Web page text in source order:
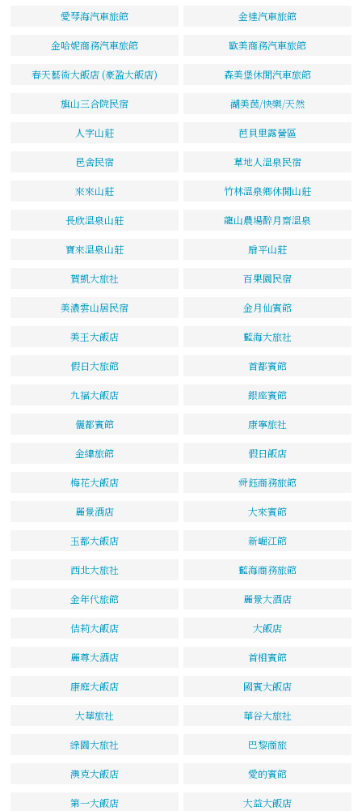
愛琴海汽車旅館 金達汽車旅館
金哈妮商務汽車旅館 歐美商務汽車旅館
春天藝術大飯店 (豪盈大飯店) 森美堡休閒汽車旅館
旗山三合院民宿 湖美茵/快樂/天然
人字山莊 芭貝里露營區
邑舍民宿 草地人溫泉民宿
來來山莊 竹林溫泉鄉休閒山莊
長欣溫泉山莊 龍山農場醉月齋溫泉
寶來溫泉山莊 扇平山莊
賀凱大旅社 百果園民宿
美濃雲山居民宿 金月仙賓館
美王大飯店 藍海大旅社
假日大旅館 首都賓館
九福大飯店 銀座賓館
儷都賓館 康寧旅社
金緯旅館 假日飯店
梅花大飯店 舜鈺商務旅館
麗景酒店 大來賓館
玉都大飯店 新崛江館
西北大旅社 藍海商務旅館
金年代旅館 麗景大酒店
佶莉大飯店 大飯店
麗尊大酒店 首相賓館
康庭大飯店 國賓大飯店
大華旅社 華谷大旅社
綠園大旅社 巴黎商旅
澳克大飯店 愛的賓館
第一大飯店 大益大飯店